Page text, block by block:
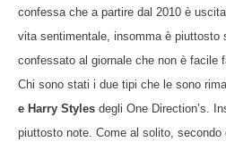
confessa che a partire dal 2010 è
vita sentimentale, insomma è piuttosto
confessato al giornale che non è facile
Chi sono stati i due tipi che le sono
e Harry Styles degli One Direction’s.
piuttosto note. Come al solito,